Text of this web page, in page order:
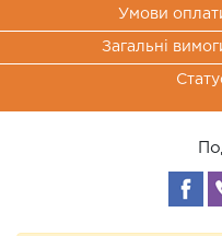
Умови
Загальні